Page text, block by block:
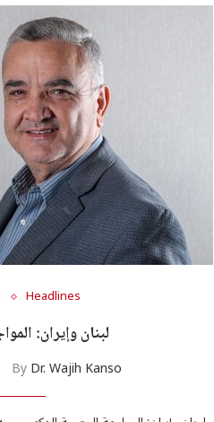
Headlines
لبنان وإيران:
ByDr. Wajih Kanso